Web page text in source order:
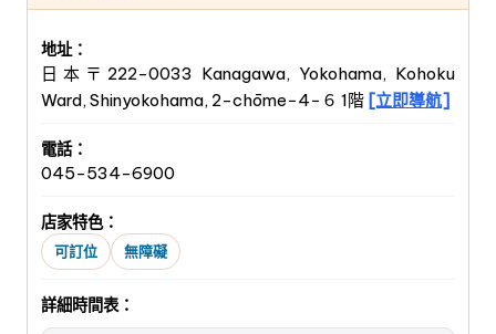
地址：
日本〒222-0033 Kanagawa, Yokohama, Kohoku
Ward, Shinyokohama, 2-chōme−4−６ 1階 [立即導航]
電話：
045-534-6900
店家特色：
可訂位 無障礙
詳細時間表：